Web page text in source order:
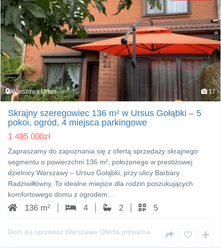
Warszawa Ursus 17
Skrajny szeregowiec 136 m² w Ursus Gołąbki – 5
pokoi, ogród, 4 miejsca parkingowe
1 495 000zł
Zapraszamy do zapoznania się z ofertą sprzedaży skrajnego
segmentu o powierzchni 136 m², położonego w prestiżowej
dzielnicy Warszawy – Ursus Gołąbki, przy ulicy Barbary
Radziwiłłówny. To idealne miejsce dla rodzin poszukujących
komfortowego domu z ogrodem…
136 m² 4 2 5
Dom na sprzedaż Warszawa Oferta prywatna